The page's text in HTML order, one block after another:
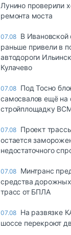
Лунино проверили
ремонта моста
07.08 В Ивановской
раньше привели в
автодороги
Кулачево
07.08 Под Тосно
самосвалов ещё на
стройплощадку
07.08 Проект
остается
недостаточного
07.08 Минтранс
средства
трасс от БПЛА
07.08 На развязке
шоссе перекроют